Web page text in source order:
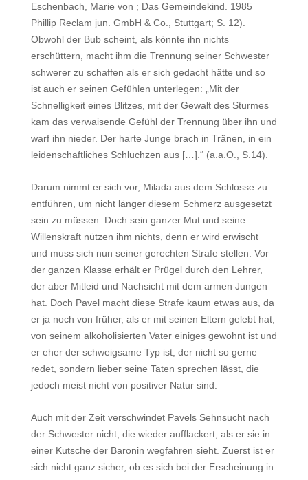
Eschenbach, Marie von ; Das Gemeindekind. 1985
Phillip Reclam jun. GmbH & Co., Stuttgart; S. 12).
Obwohl der Bub scheint, als könnte ihn nichts
erschüttern, macht ihm die Trennung seiner Schwester
schwerer zu schaffen als er sich gedacht hätte und so
ist auch er seinen Gefühlen unterlegen: „Mit der
Schnelligkeit eines Blitzes, mit der Gewalt des Sturmes
kam das verwaisende Gefühl der Trennung über ihn und
warf ihn nieder. Der harte Junge brach in Tränen, in ein
leidenschaftliches Schluchzen aus […].“ (a.a.O., S.14).
Darum nimmt er sich vor, Milada aus dem Schlosse zu
entführen, um nicht länger diesem Schmerz ausgesetzt
sein zu müssen. Doch sein ganzer Mut und seine
Willenskraft nützen ihm nichts, denn er wird erwischt
und muss sich nun seiner gerechten Strafe stellen. Vor
der ganzen Klasse erhält er Prügel durch den Lehrer,
der aber Mitleid und Nachsicht mit dem armen Jungen
hat. Doch Pavel macht diese Strafe kaum etwas aus, da
er ja noch von früher, als er mit seinen Eltern gelebt hat,
von seinem alkoholisierten Vater einiges gewohnt ist und
er eher der schweigsame Typ ist, der nicht so gerne
redet, sondern lieber seine Taten sprechen lässt, die
jedoch meist nicht von positiver Natur sind.
Auch mit der Zeit verschwindet Pavels Sehnsucht nach
der Schwester nicht, die wieder aufflackert, als er sie in
einer Kutsche der Baronin wegfahren sieht. Zuerst ist er
sich nicht ganz sicher, ob es sich bei der Erscheinung in